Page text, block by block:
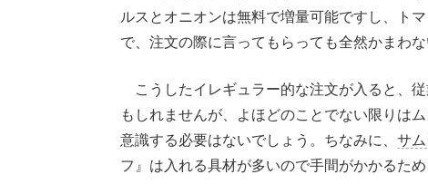
ルスとオニオンは無料で増量可能ですし、ト
で、注文の際に言ってもらっても全然かまわな
こうしたイレギュラー的な注文が入ると、
もしれませんが、よほどのことでない限りは
意識する必要はないでしょう。ちなみに、 サ
フ』は入れる具材が多いので手間がかかるた